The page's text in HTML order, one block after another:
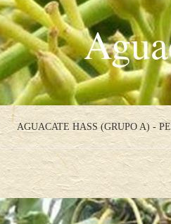
AGUACATE HASS (GRUPO A) -